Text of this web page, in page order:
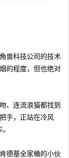
兽科技公司的技术
的程度，但也绝对
连流浪猫都找到
手，正站在冷风
德基全家桶的小伙